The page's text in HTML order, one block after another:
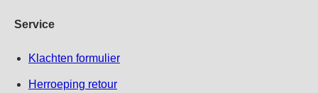
Service
Klachten formulier
Herroeping retour